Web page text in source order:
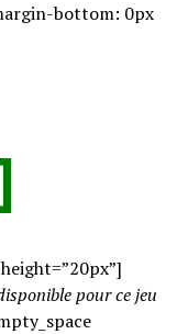
bottom: 0px
pour ce jeu